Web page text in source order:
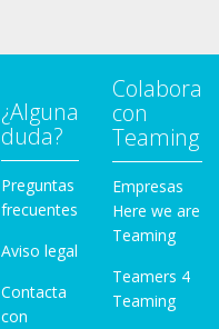
¿Alguna
duda?
Preguntas
frecuentes
Aviso legal
Contacta
con
Colabora
con
Teaming
Empresas
Here we are
Teaming
Teamers 4
Teaming